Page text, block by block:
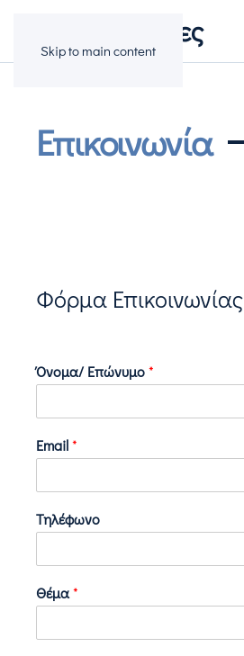
Skip to main content
Πολυκατοικίες
Επικοινωνία
Φόρμα Επικοινωνίας
Όνομα/ Επώνυμο*
Email*
Τηλέφωνο
Θέμα*